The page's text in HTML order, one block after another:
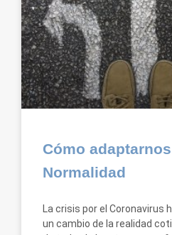
Cómo
Normalidad
La crisis por el Coronavirus
un cambio de la realidad